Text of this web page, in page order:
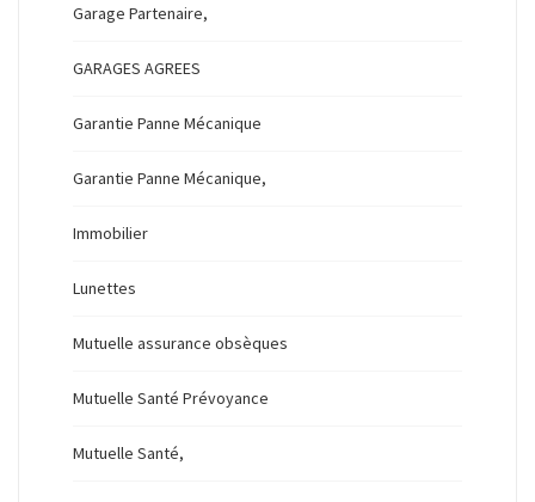
Garage Partenaire,
GARAGES AGREES
Garantie Panne Mécanique
Garantie Panne Mécanique,
Immobilier
Lunettes
Mutuelle assurance obsèques
Mutuelle Santé Prévoyance
Mutuelle Santé,